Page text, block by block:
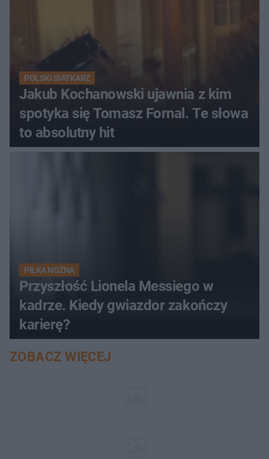
POLSKI SIATKARZ
Jakub Kochanowski ujawnia z kim
spotyka się Tomasz Fornal. Te słowa
to absolutny hit
PIŁKA NOŻNA
Przyszłość Lionela Messiego w
kadrze. Kiedy gwiazdor zakończy
karierę?
ZOBACZ WIĘCEJ